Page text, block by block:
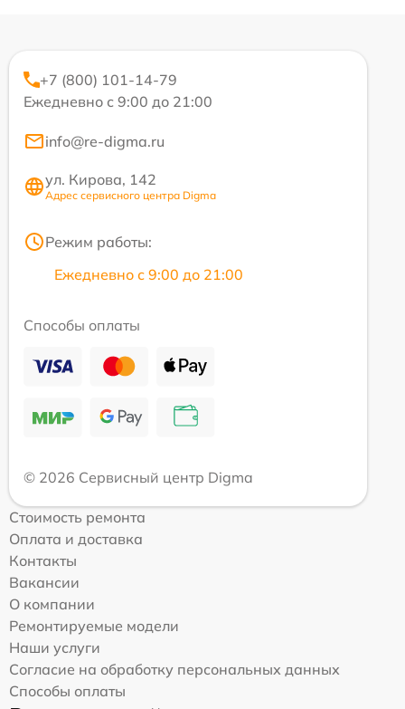
+7 (800) 101-14-79
Ежедневно с 9:00 до 21:00
info@re-digma.ru
ул. Кирова, 142
Адрес сервисного центра Digma
Режим работы:
Ежедневно с 9:00 до 21:00
Способы оплаты
© 2026 Сервисный центр Digma
Стоимость ремонта
Оплата и доставка
Контакты
Вакансии
О компании
Ремонтируемые модели
Наши услуги
Согласие на обработку персональных данных
Способы оплаты